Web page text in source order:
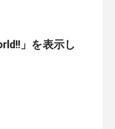
」を表示し